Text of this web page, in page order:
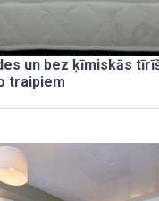
un bez ķīmiskās
traipiem